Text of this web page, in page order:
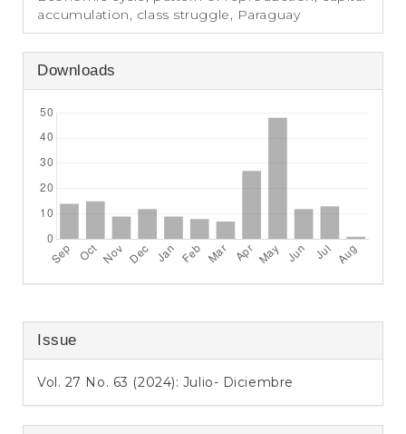
accumulation, class struggle, Paraguay
Downloads
Issue
Vol. 27 No. 63 (2024): Julio- Diciembre